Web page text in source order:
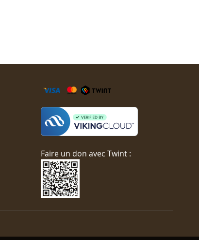
Faire un don avec Twint :